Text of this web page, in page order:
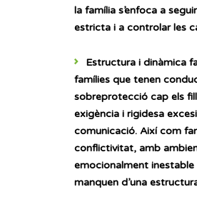
la família s’enfoca a
estricta i a controlar les
Estructura i dinàmica
famílies que tenen
sobreprotecció cap els
exigència i rigidesa
comunicació. Així com
conflictivitat, amb
emocionalment inestable
manquen d’una